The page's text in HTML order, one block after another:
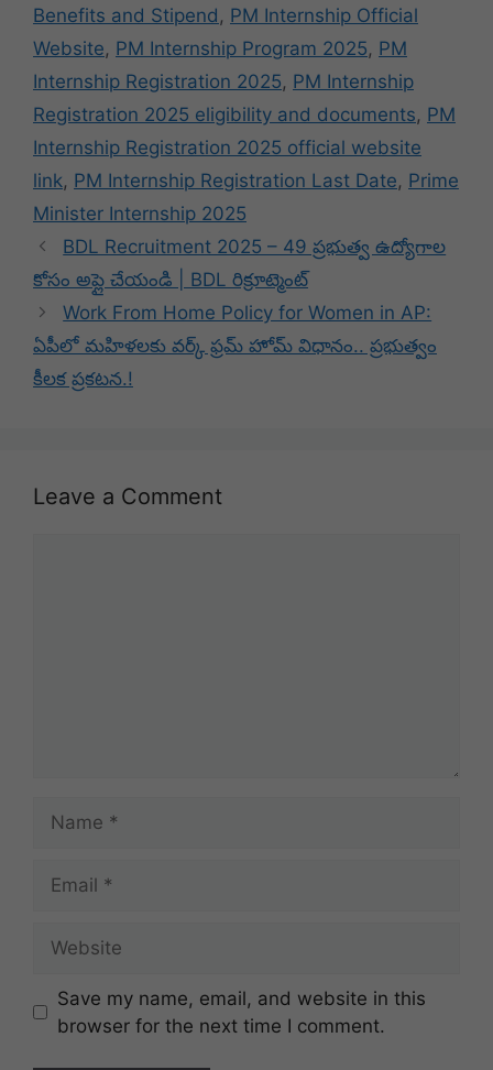
Benefits and Stipend , PM Internship Official
Website, PM Internship Program 2025, PM
Internship Registration 2025, PM Internship
Registration 2025 eligibility and documents, PM
Internship Registration 2025 official website
link, PM Internship Registration Last Date, Prime
Minister Internship 2025
BDL Recruitment 2025 – 49 ప్రభుత్వ ఉద్యోగాల
కోసం అప్లై చేయండి | BDL రిక్రూట్మెంట్
Work From Home Policy for Women in AP:
ఏపీలో మహిళలకు వర్క్‌ ఫ్రమ్‌ హోమ్‌ విధానం.. ప్రభుత్వం
కీలక ప్రకటన.!
Leave a Comment
Save my name, email, and website in this
browser for the next time I comment.